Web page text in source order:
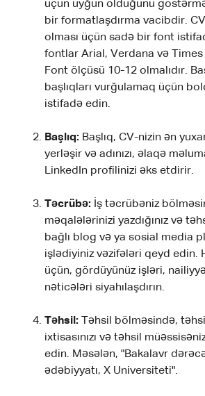
üçün uyğun olduğunu
bir formatlaşdırma vacibdir.
olması üçün sadə bir font
fontlar Arial, Verdana və Times
Font ölçüsü 10-12 olmalıdır.
başlıqları vurğulamaq üçün
istifadə edin.
Başlıq: Başlıq, CV-nizin ən
yerləşir və adınızı, əlaqə
LinkedIn profilinizi əks etdirir.
Təcrübə: İş təcrübəniz
məqalələrinizi yazdığınız və
bağlı blog və ya sosial media
işlədiyiniz vəzifələri qeyd edin.
üçün, gördüyünüz işləri,
nəticələri siyahılaşdırın.
Təhsil: Təhsil bölməsində,
ixtisasınızı və təhsil
edin. Məsələn, "Bakalavr
ədəbiyyatı, X Universiteti".